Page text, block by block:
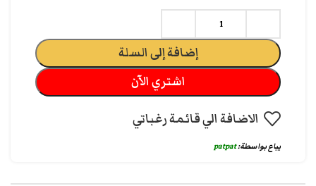
إضافة إلى السلة
اشتري الآن
الاضافة الي قائمة رغباتي
يباع بواسطة:patpat